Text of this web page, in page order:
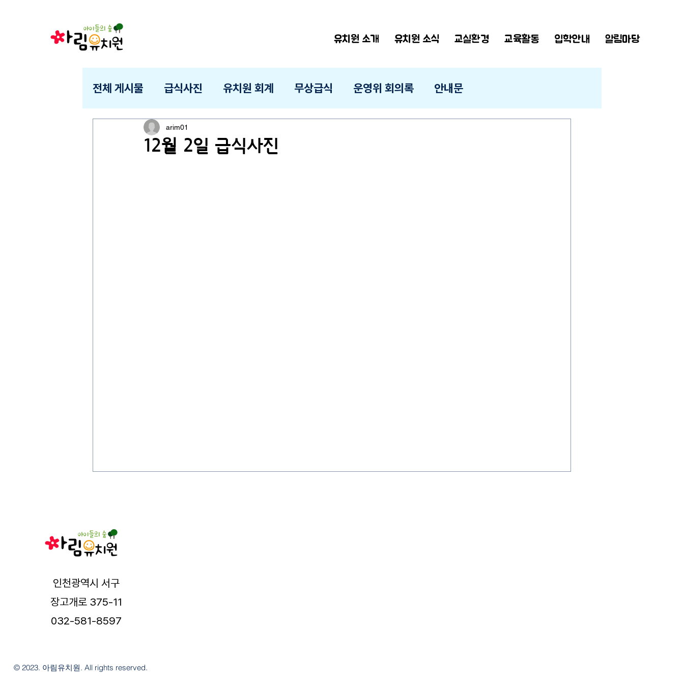
유치원 소개 유치원 소식 교실환경 교육활동 입학안내 알림마당
전체 게시물 급식사진 유치원 회계 무상급식 운영위 회의록 안내문
12월 2일 급식사진
arim01
인천광역시 서구
장고개로 375-11
032-581-8597
© 2023. 아림유치원. All rights reserved.